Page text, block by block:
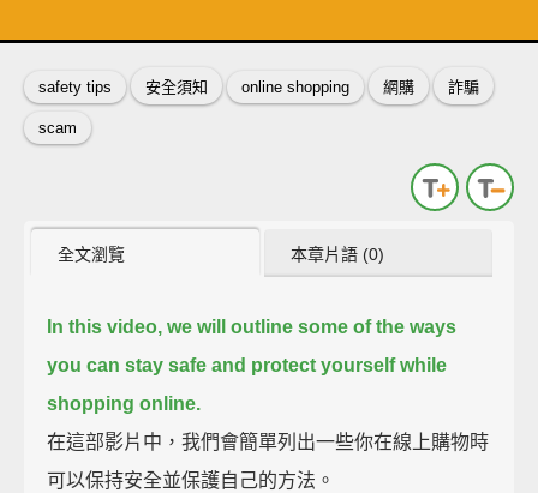
safety tips 安全須知 online shopping 網購 詐騙
scam
全文瀏覽 本章片語 (0)
In this video, we will outline some of the ways
you can stay safe and protect yourself while
shopping online.
在這部影片中，我們會簡單列出一些你在線上購物時
可以保持安全並保護自己的方法。